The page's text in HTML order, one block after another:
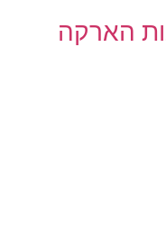
הארקה